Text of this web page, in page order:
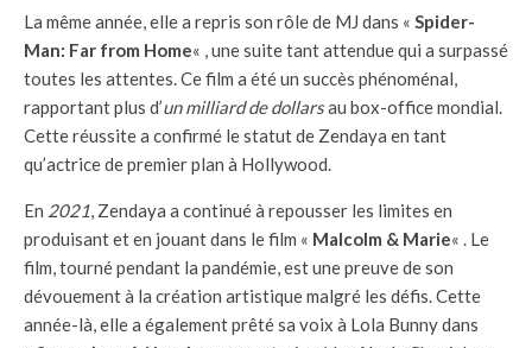
La même année, elle a repris son rôle de MJ dans « Spider-
Man: Far from Home« , une suite tant attendue qui a surpassé
toutes les attentes. Ce film a été un succès phénoménal,
rapportant plus d’un milliard de dollarsau box-office mondial.
Cette réussite a confirmé le statut de Zendaya en tant
qu’actrice de premier plan à Hollywood.
En 2021 , Zendaya a continué à repousser les limites en
produisant et en jouant dans le film « Malcolm & Marie« . Le
film, tourné pendant la pandémie, est une preuve de son
dévouement à la création artistique malgré les défis. Cette
année-là, elle a également prêté sa voix à Lola Bunny dans